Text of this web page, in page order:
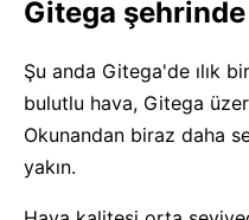
Gitega şehrinde
Şu anda Gitega'de ılık
bulutlu hava, Gitega
Okunandan biraz daha
yakın.